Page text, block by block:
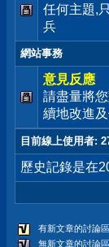
任何主題,
兵
網站事務
意見反應
請盡量將
續地改進及
目前線上使用者:
歷史記錄是在
有新文章的討論區
無新文章的討論區